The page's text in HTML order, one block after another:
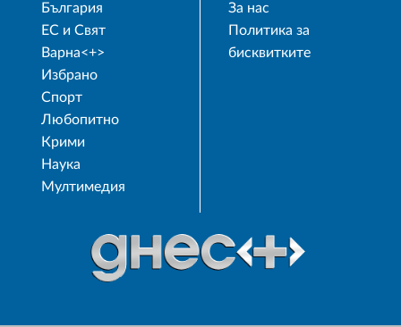
България
ЕС и Свят
Варна<+>
Избрано
Спорт
Любопитно
Крими
Наука
Мултимедия
За нас
Политика за
бисквитките